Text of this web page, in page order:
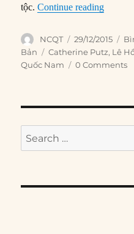
tộc.Continue reading“Bài
Author
NCQT
Posted
on
29/12/2015
Bản
Tags
Catherine Putz, Lê
Quốc Nam
0 Comments
Search
for: